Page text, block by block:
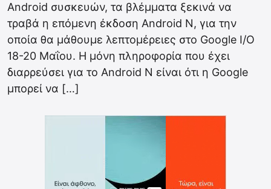
Android συσκευών, τα βλέμματα ξεκινά να
τραβά η επόμενη έκδοση Android N, για την
οποία θα μάθουμε λεπτομέρειες στο Google I/O
18-20 Μαΐου. Η μόνη πληροφορία που έχει
διαρρεύσει για το Android N είναι ότι η Google
μπορεί να […]